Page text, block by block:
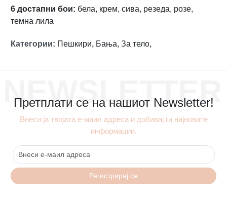
6 достапни бои: бела, крем, сива, резеда, розе,
темна лила
Категории: Пешкири, Бања, За тело,
NEWSLETTER
Претплати се на нашиот Newsletter!
Внеси ја твојата е-маил адреса и добивај ги најновите
информации.
Регистрирај се